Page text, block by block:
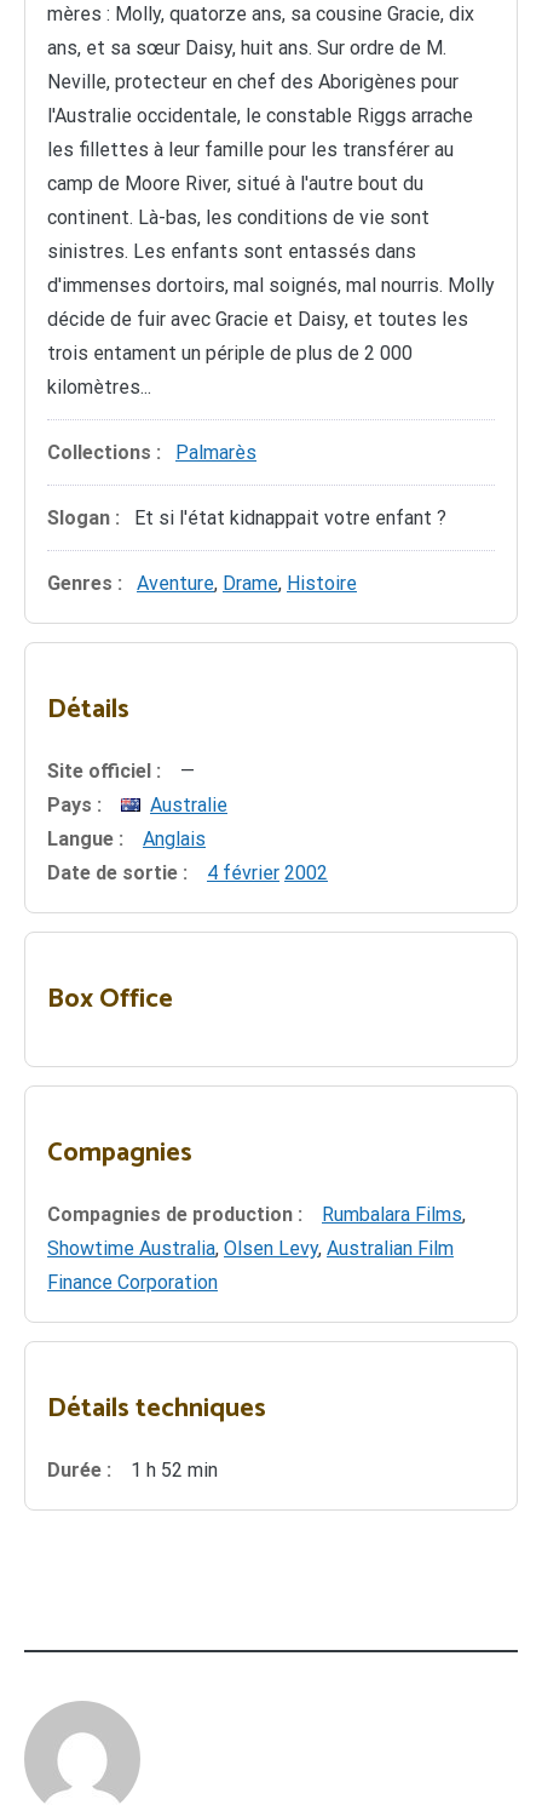
mères : Molly, quatorze ans, sa cousine Gracie, dix
ans, et sa sœur Daisy, huit ans. Sur ordre de M.
Neville, protecteur en chef des Aborigènes pour
l'Australie occidentale, le constable Riggs arrache
les fillettes à leur famille pour les transférer au
camp de Moore River, situé à l'autre bout du
continent. Là-bas, les conditions de vie sont
sinistres. Les enfants sont entassés dans
d'immenses dortoirs, mal soignés, mal nourris. Molly
décide de fuir avec Gracie et Daisy, et toutes les
trois entament un périple de plus de 2 000
kilomètres...
Collections : Palmarès
Slogan : Et si l'état kidnappait votre enfant ?
Genres : Aventure, Drame, Histoire
Détails
Site officiel :
—
Pays :
Australie
Langue :
Anglais
Date de sortie :
4 février 2002
Box Office
Compagnies
Compagnies de production : Rumbalara Films,
Showtime Australia, Olsen Levy, Australian Film
Finance Corporation
Détails techniques
Durée : 1 h 52 min